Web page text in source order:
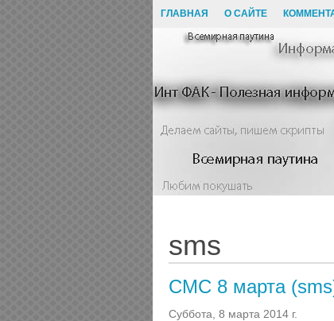
ГЛАВНАЯ О САЙТЕ
sms
СМС 8 марта
Суббота, 8 марта 2014 г.